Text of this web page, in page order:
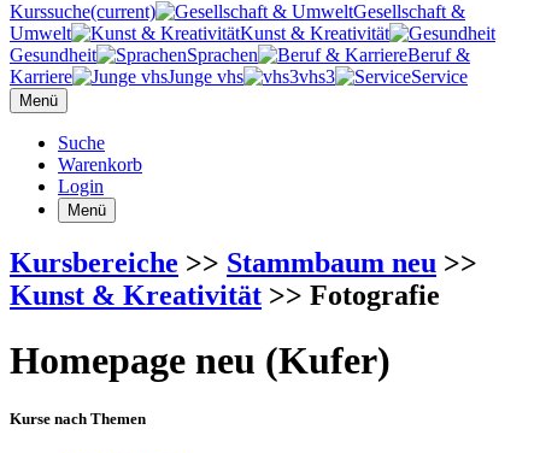
Kurssuche(current)
Gesellschaft &
Umwelt
Kunst & Kreativität
Gesundheit
Sprachen
Beruf &
Karriere
Junge vhs vhs3 Service
Menü
Suche
Warenkorb
Login
Menü
Kursbereiche >> Stammbaum neu >>
Kunst & Kreativität >> Fotografie
Homepage neu (Kufer)
Kurse nach Themen